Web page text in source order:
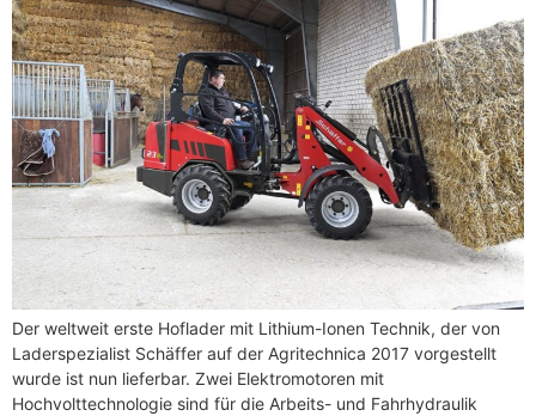
Der weltweit erste Hoflader mit Lithium-Ionen Technik, der von
Laderspezialist Schäffer auf der Agritechnica 2017 vorgestellt
wurde ist nun lieferbar. Zwei Elektromotoren mit
Hochvolttechnologie sind für die Arbeits- und Fahrhydraulik